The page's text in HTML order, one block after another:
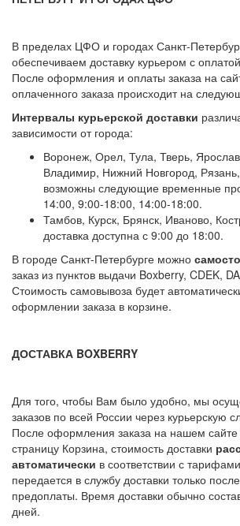
В пределах ЦФО и городах Санкт-
обеспечиваем доставку курьером с оплатой
После оформления и оплаты заказа на
оплаченного заказа происходит на
Интервалы курьерской доставки
зависимости от города:
Воронеж, Орел, Тула, Тверь,
Владимир, Нижний Новгород,
возможны следующие временные
14:00, 9:00-18:00, 14:00-18:00.
Тамбов, Курск, Брянск, Иваново,
доставка доступна с 9:00 до 18:00.
В городе Санкт-Петербурге можно
заказ из пунктов выдачи Boxberry, CDEK,
Стоимость самовывоза будет
оформлении заказа в корзине.
ДОСТАВКА BOXBERRY
Для того, чтобы Вам было удобно, мы
заказов по всей России через курьерскую
После оформления заказа на нашем
страницу Корзина, стоимость доставки
автоматически в соответствии с
передается в службу доставки только
предоплаты. Время доставки обычно
дней.